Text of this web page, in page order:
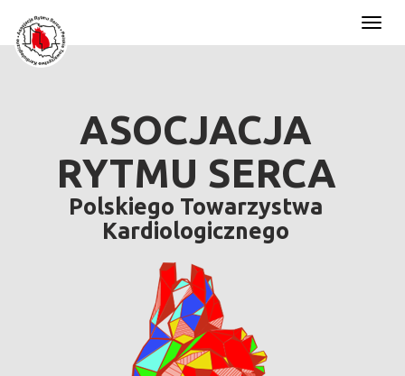
ASOCJACJA
RYTMU SERCA
Polskiego Towarzystwa
Kardiologicznego